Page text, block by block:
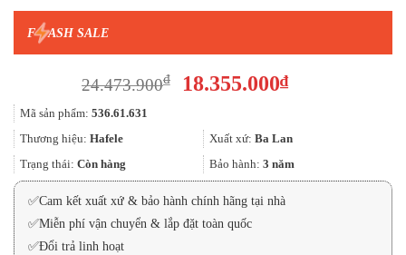
F ASH SALE
24.473.900₫
Giá
24.473.900₫.
18.355.000₫Giá
là:
18.355.000₫.
Mã sản phẩm: 536.61.631
Thương hiệu: Hafele Xuất xứ: Ba Lan
Trạng thái: Còn hàng Bảo hành: 3 năm
✅Cam kết xuất xứ & bảo hành chính hãng tại nhà
✅Miễn phí vận chuyển & lắp đặt toàn quốc
✅Đổi trả linh hoạt